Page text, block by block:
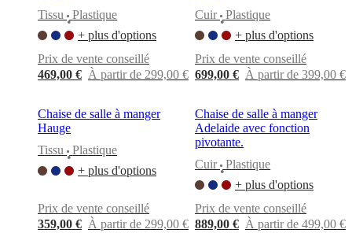
Tissu
•
Plastique
+ plus d'options
Prix de vente conseillé
469,00 € À partir de 299,00 €
Cuir
•
Plastique
+ plus d'options
Prix de vente conseillé
699,00 € À partir de 399,00 €
Chaise de salle à manger
Hauge
Tissu
•
Plastique
+ plus d'options
Prix de vente conseillé
359,00 € À partir de 299,00 €
Chaise de salle à manger
Adelaide avec fonction
pivotante.
Cuir
•
Plastique
+ plus d'options
Prix de vente conseillé
889,00 € À partir de 499,00 €